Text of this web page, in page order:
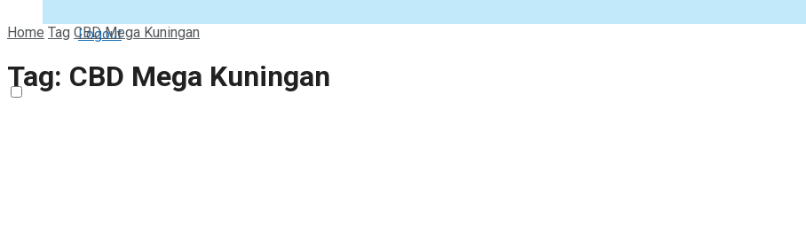
Logout
Home Tag CBD Mega Kuningan
Tag: CBD Mega Kuningan